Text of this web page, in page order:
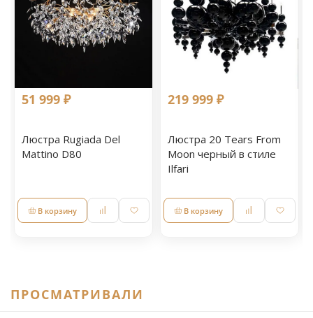
51 999 ₽
Люстра Rugiada Del
Mattino D80
В корзину
219 999 ₽
Люстра 20 Tears From
Moon черный в стиле
Ilfari
В корзину
ПРОСМАТРИВАЛИ